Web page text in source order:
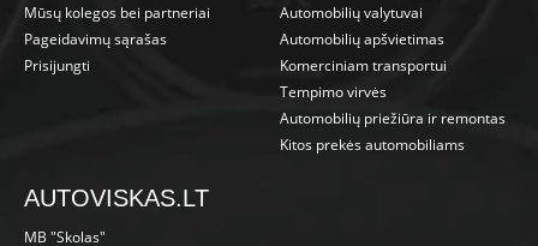
Mūsų kolegos bei partneriai
Pageidavimų sąrašas
Prisijungti
Automobilių valytuvai
Automobilių apšvietimas
Komerciniam transportui
Tempimo virvės
Automobilių priežiūra ir remontas
Kitos prekės automobiliams
AUTOVISKAS.LT
MB "Skolas"